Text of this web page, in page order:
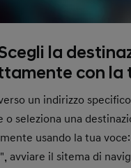
la
con la
un indirizzo
o seleziona una
usando la tua
avviare il sitema di